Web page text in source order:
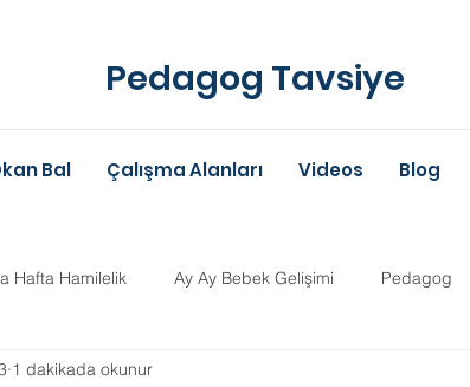
Pedagog Tavsiye
Bal Çalışma Alanları Videos Blog
Hafta Hamilelik Ay Ay Bebek Gelişimi Pedagog
Baba Eğitimi
1 dakikada okunur